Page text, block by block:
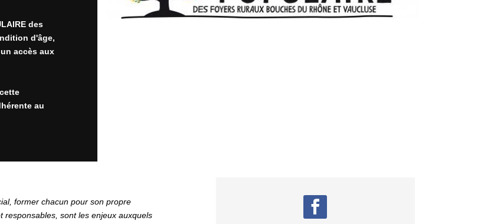
des
d'âge,
accès aux
au
former chacun pour son propre
responsables, sont les enjeux auxquels